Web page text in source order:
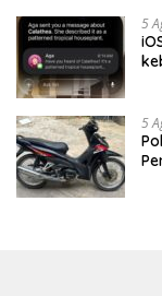
5
5